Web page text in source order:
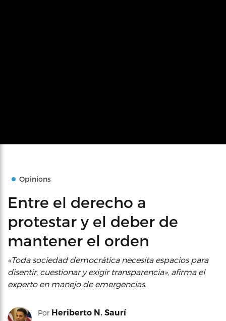
Opinions
Entre el derecho a
protestar y el deber de
mantener el orden
«Toda sociedad democrática necesita espacios para
disentir, cuestionar y exigir transparencia», afirma el
experto en manejo de emergencias.
Por Heriberto N. Saurí